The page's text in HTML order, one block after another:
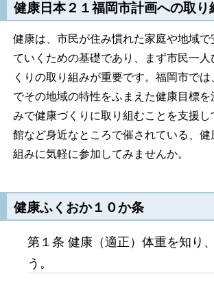
健康日本２１福岡市計画への取り
健康は、市民が住み慣れた家庭や地域で
ていくための基礎であり、まず市民一
くりの取り組みが重要です。福岡市で
でその地域の特性をふまえた健康目標を
みで健康づくりに取り組むことを支援し
館など身近なところで催されている、健
組みに気軽に参加してみませんか。
健康ふくおか１０か条
第１条 健康（適正）体重を知り
う。